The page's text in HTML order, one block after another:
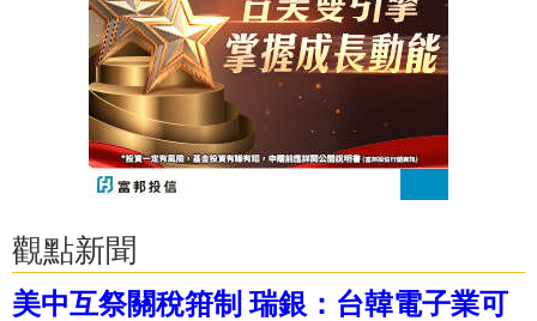
觀點新聞
美中互祭關稅箝制 瑞銀：台韓電子業可